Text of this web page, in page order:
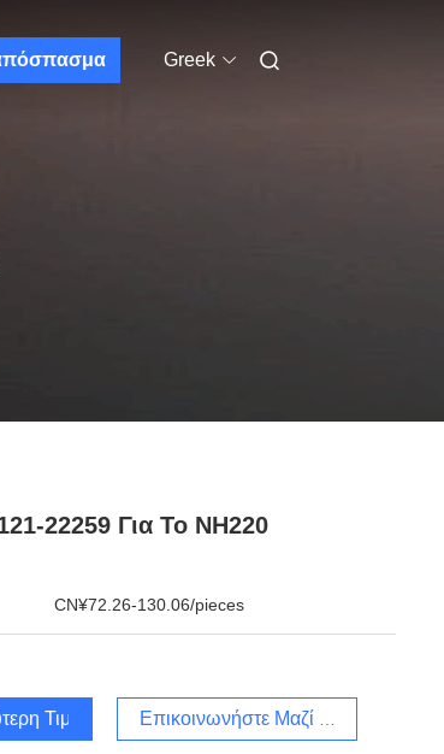
Greek
22259 Για Το NH220
CN¥72.26-130.06/pieces
Τιμή Επικοινωνήστε Μαζί Μας